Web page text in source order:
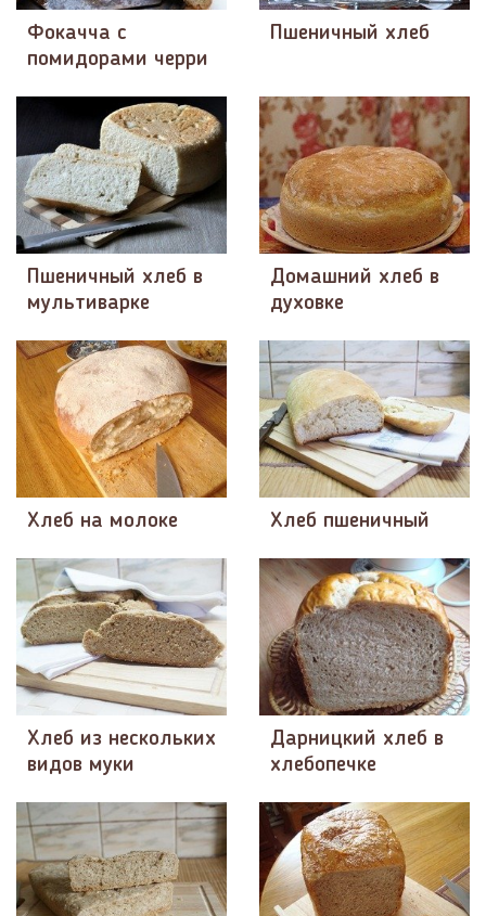
Фокачча с
помидорами черри
Пшеничный хлеб
Пшеничный хлеб в
мультиварке
Домашний хлеб в
духовке
Хлеб на молоке Хлеб пшеничный
Хлеб из нескольких
видов муки
Дарницкий хлеб в
хлебопечке